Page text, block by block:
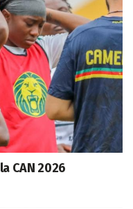
CAN 2026